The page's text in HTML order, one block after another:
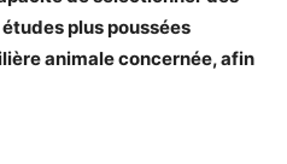
plus poussées
animale concernée, afin